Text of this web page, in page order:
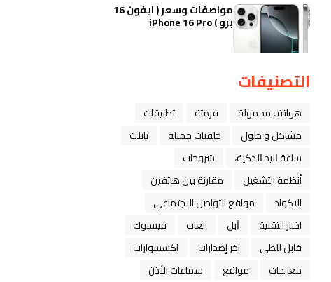
مواصفات وسعر ( ايفون 16
برو ) iPhone 16 Pro
التصنيفات
هواتف محمولة فرمتة
تطبيقات
مشاكل و حلول
خلفيات جميله
تابلت
ﺳﺎﻋﺔ ﺍﻟﻴﺪ ﺍﻟﺬﻛﻴﺔ،
شروحات
أنظمة التشغيل
مقارنة بين هاتفين
الاكواد
مواقع التواصل الاجتماعي
اخبار التقنية
ﺁﺑﻞ العاب
فيسبوك
قابل للطي
آخر إصدارات
اكسسوارات
معالجات
مواقع
سماعات الأذن